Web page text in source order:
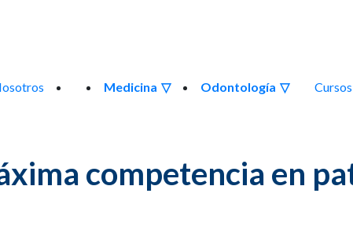
Medicina Odontología Cursos
competencia en